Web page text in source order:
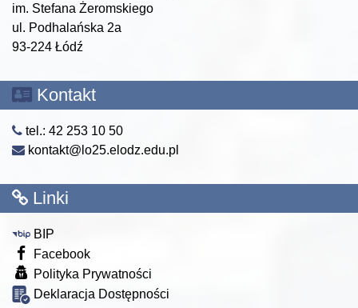
im. Stefana Żeromskiego
ul. Podhalańska 2a
93-224 Łódź
Kontakt
tel.: 42 253 10 50
kontakt@lo25.elodz.edu.pl
Linki
BIP
Facebook
Polityka Prywatności
Deklaracja Dostępności